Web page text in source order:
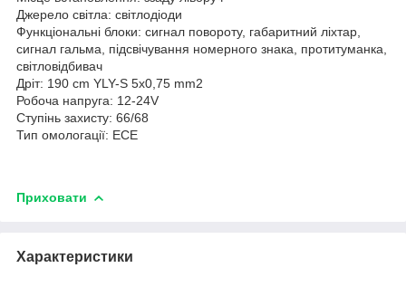
Джерело світла: світлодіоди
Функціональні блоки: сигнал повороту, габаритний ліхтар,
сигнал гальма, підсвічування номерного знака, протитуманка,
світловідбивач
Дріт: 190 cm YLY-S 5x0,75 mm2
Робоча напруга: 12-24V
Ступінь захисту: 66/68
Тип омологації: ECE
Приховати
Характеристики